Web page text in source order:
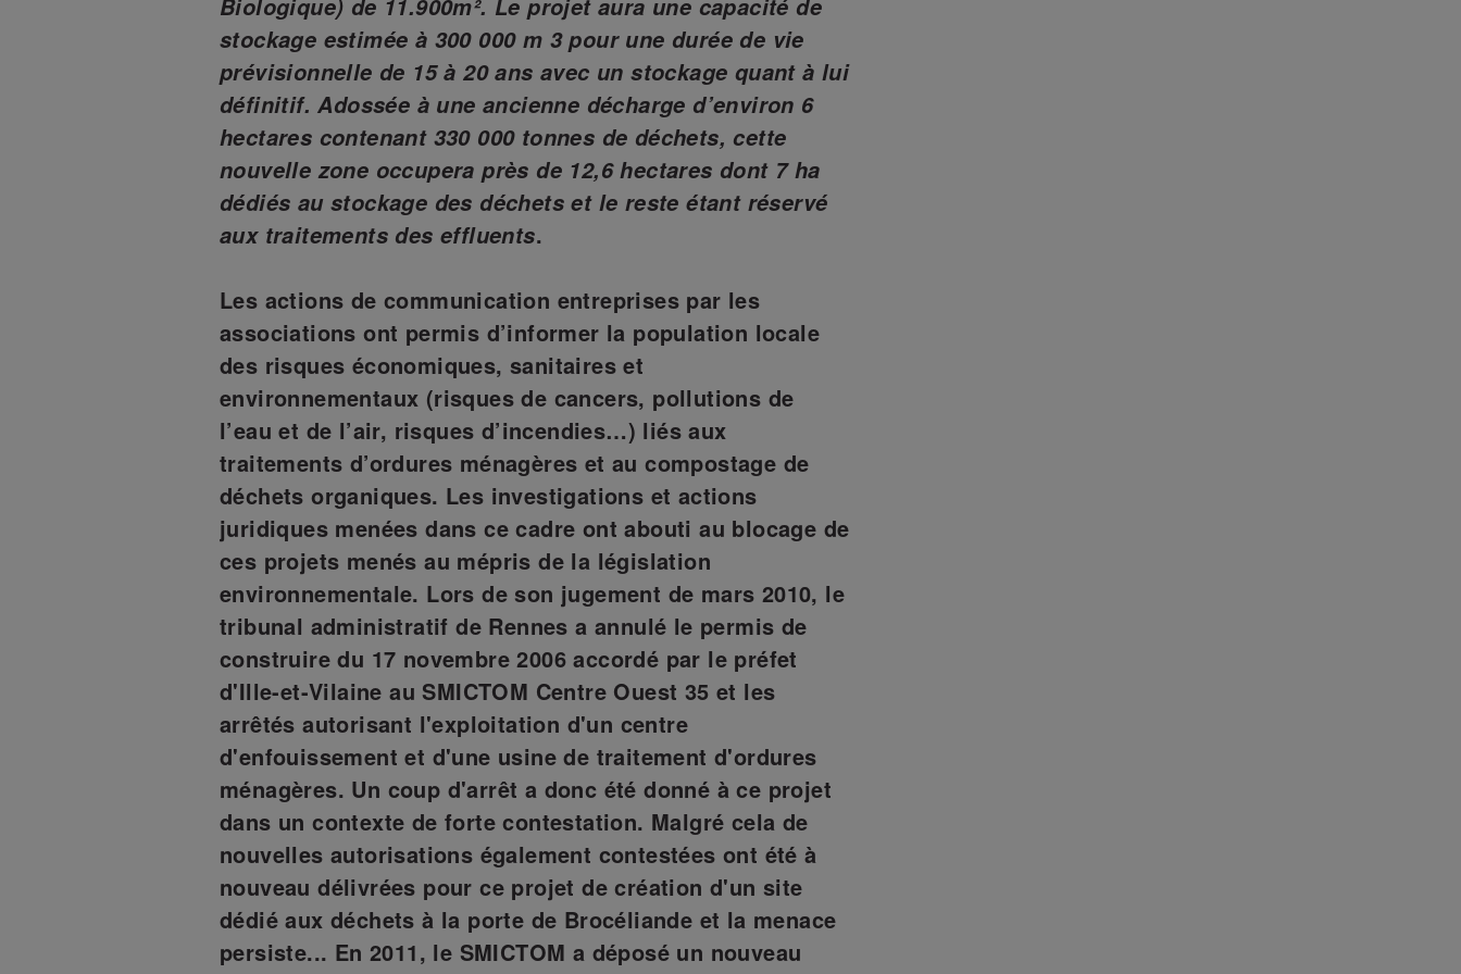
Biologique) de 11.900m². Le projet aura une capacité de
stockage estimée à 300 000 m 3 pour une durée de vie
prévisionnelle de 15 à 20 ans avec un stockage quant à lui
définitif. Adossée à une ancienne décharge d’environ 6
hectares contenant 330 000 tonnes de déchets, cette
nouvelle zone occupera près de 12,6 hectares dont 7 ha
dédiés au stockage des déchets et le reste étant réservé
aux traitements des effluents.
Les actions de communication entreprises par les
associations ont permis d’informer la population locale
des risques économiques, sanitaires et
environnementaux (risques de cancers, pollutions de
l’eau et de l’air, risques d’incendies…) liés aux
traitements d’ordures ménagères et au compostage de
déchets organiques. Les investigations et actions
juridiques menées dans ce cadre ont abouti au blocage de
ces projets menés au mépris de la législation
environnementale. Lors de son jugement de mars 2010, le
tribunal administratif de Rennes a annulé le permis de
construire du 17 novembre 2006 accordé par le préfet
d'Ille-et-Vilaine au SMICTOM Centre Ouest 35 et les
arrêtés autorisant l'exploitation d'un centre
d'enfouissement et d'une usine de traitement d'ordures
ménagères. Un coup d'arrêt a donc été donné à ce projet
dans un contexte de forte contestation. Malgré cela de
nouvelles autorisations également contestées ont été à
nouveau délivrées pour ce projet de création d'un site
dédié aux déchets à la porte de Brocéliande et la menace
persiste... En 2011, le SMICTOM a déposé un nouveau